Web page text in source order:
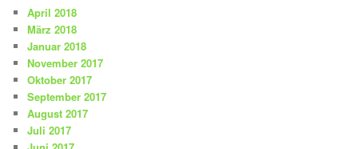
April 2018
März 2018
Januar 2018
November 2017
Oktober 2017
September 2017
August 2017
Juli 2017